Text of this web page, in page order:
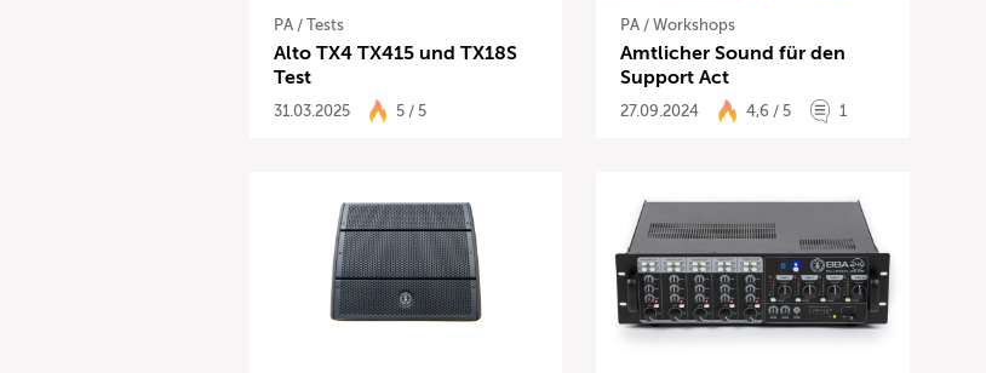
PA/ Tests
Alto TX4 TX415 und TX18S
Test
31.03.2025 5 / 5
PA /Workshops
Amtlicher Sound für den
Support Act
27.09.2024 4,6 / 5 1